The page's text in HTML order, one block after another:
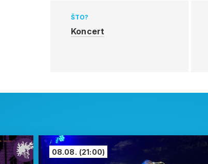
ŠTO?
Koncert
08.08. (21:00)